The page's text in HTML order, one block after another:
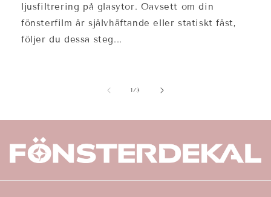
ljusfiltrering på glasytor. Oavsett om din
fönsterfilm är självhäftande eller statiskt fäst,
följer du dessa steg...
1/av
3